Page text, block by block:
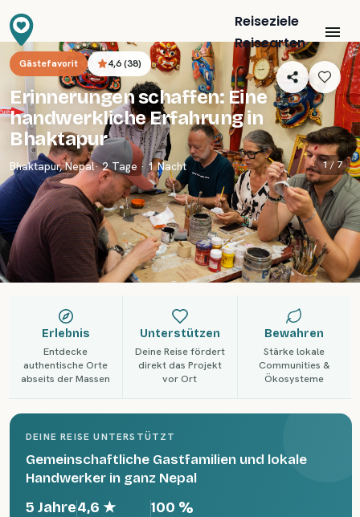
Reiseziele
Reisearten
Gästefavorit 4,6(38)
Erinnerungen schaffen: Eine
handwerkliche Erfahrung in
Bhaktapur
Bhaktapur,Nepal· 2 Tage · 1 Nacht 1 / 7
Erlebnis
Entdecke
authentische Orte
abseits der Massen
Unterstützen
Deine Reise fördert
direkt das Projekt
vor Ort
Bewahren
Stärke lokale
Communities &
Ökosysteme
DEINE REISE UNTERSTÜTZT
Gemeinschaftliche Gastfamilien und lokale
Handwerker in ganz Nepal
5 Jahre4,6 ★ 100 %